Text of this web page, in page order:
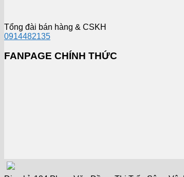
Tổng đài bán hàng & CSKH
0914482135
FANPAGE CHÍNH THỨC